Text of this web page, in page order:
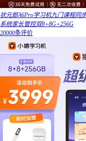
状元郎A6Pro学习机九门课程同
系统家长管控双8+8G+256G
20000条评价